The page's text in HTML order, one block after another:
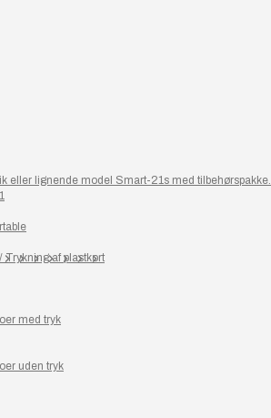
eller lignende model Smart-21s med tilbehørspakke.
Trykning af plastkort
med tryk
uden tryk